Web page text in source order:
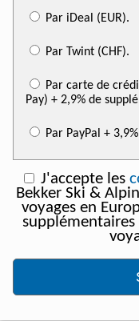
Par iDeal (EUR).
Par Twint (CHF).
Pay) + 2,9% de
Par
J'accepte les
Bekker Ski &
voyages en
supplémentaires